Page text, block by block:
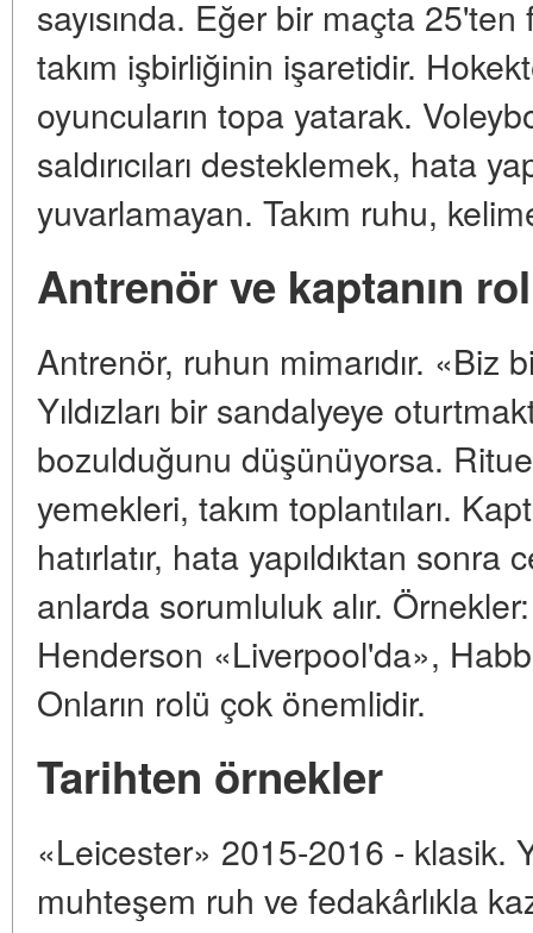
sayısında. Eğer bir maçta
takım işbirliğinin işaretidir.
oyuncuların topa yatarak.
saldırıcıları desteklemek, hata
yuvarlamayan. Takım ruhu,
Antrenör ve kaptanın
Antrenör, ruhun mimarıdır. «Biz
Yıldızları bir sandalyeye
bozulduğunu düşünüyorsa.
yemekleri, takım toplantıları.
hatırlatır, hata yapıldıktan
anlarda sorumluluk alır.
Henderson «Liverpool'da»,
Onların rolü çok önemlidir.
Tarihten örnekler
«Leicester» 2015-2016 - klasik.
muhteşem ruh ve fedakârlıkla